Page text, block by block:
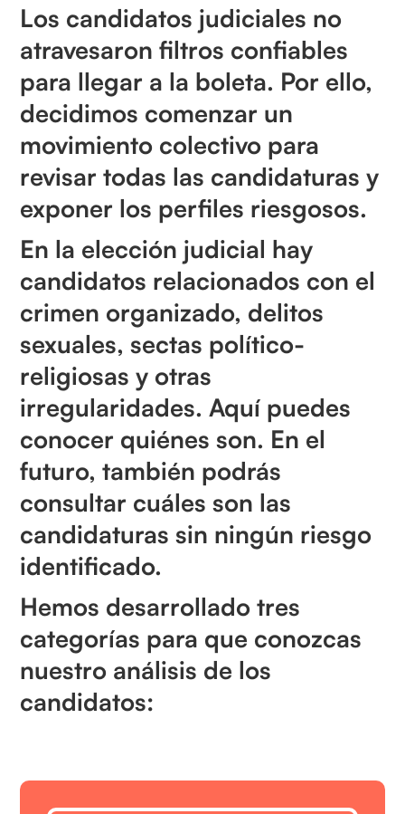
Los candidatos judiciales no
atravesaron filtros confiables
para llegar a la boleta. Por ello,
decidimos comenzar un
movimiento colectivo para
revisar todas las candidaturas y
exponer los perfiles riesgosos.
En la elección judicial hay
candidatos relacionados con el
crimen organizado, delitos
sexuales, sectas político-
religiosas y otras
irregularidades. Aquí puedes
conocer quiénes son. En el
futuro, también podrás
consultar cuáles son las
candidaturas sin ningún riesgo
identificado.
Hemos desarrollado tres
categorías para que conozcas
nuestro análisis de los
candidatos: